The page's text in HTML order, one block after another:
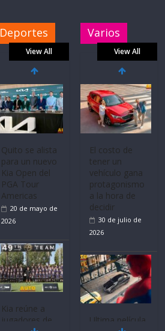
Deportes
View All
Quito se alista
para un nuevo
Kia Open del
PGA Tour
Americas
20 de mayo de
2026
Kia reúne a
jugadores de
Varios
View All
El costo de
tener un
vehículo gana
protagonismo
a la hora de
decidir
30 de julio de
2026
Ultima película